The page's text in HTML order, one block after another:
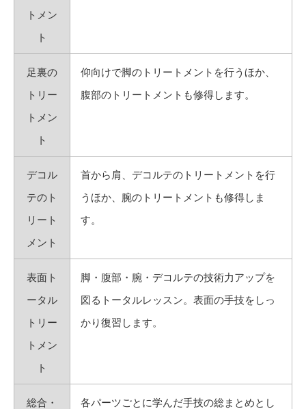
トメン
ト
足裏の
トリー
トメン
ト
仰向けで脚のトリートメントを行うほか、
腹部のトリートメントも修得します。
デコル
テのト
リート
メント
首から肩、デコルテのトリートメントを行
うほか、腕のトリートメントも修得しま
す。
表面ト
ータル
トリー
トメン
ト
脚・腹部・腕・デコルテの技術力アップを
図るトータルレッスン。表面の手技をしっ
かり復習します。
総合・
各パーツごとに学んだ手技の総まとめとし